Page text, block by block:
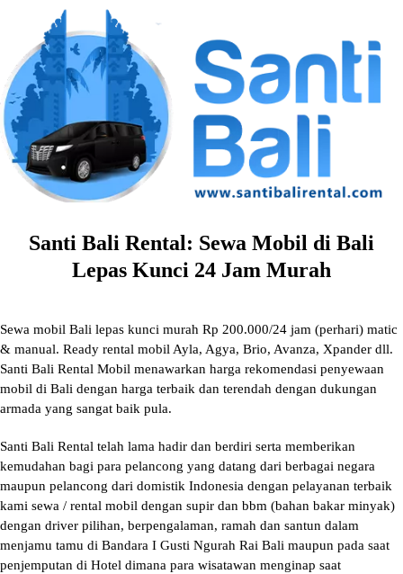
content
Santi Bali Rental: Sewa Mobil di Bali
Lepas Kunci 24 Jam Murah
Sewa mobil Bali lepas kunci murah Rp 200.000/24 jam (perhari) matic
& manual. Ready rental mobil Ayla, Agya, Brio, Avanza, Xpander dll.
Santi Bali Rental Mobil menawarkan harga rekomendasi penyewaan
mobil di Bali dengan harga terbaik dan terendah dengan dukungan
armada yang sangat baik pula.
Santi Bali Rental telah lama hadir dan berdiri serta memberikan
kemudahan bagi para pelancong yang datang dari berbagai negara
maupun pelancong dari domistik Indonesia dengan pelayanan terbaik
kami sewa / rental mobil dengan supir dan bbm (bahan bakar minyak)
dengan driver pilihan, berpengalaman, ramah dan santun dalam
menjamu tamu di Bandara I Gusti Ngurah Rai Bali maupun pada saat
penjemputan di Hotel dimana para wisatawan menginap saat